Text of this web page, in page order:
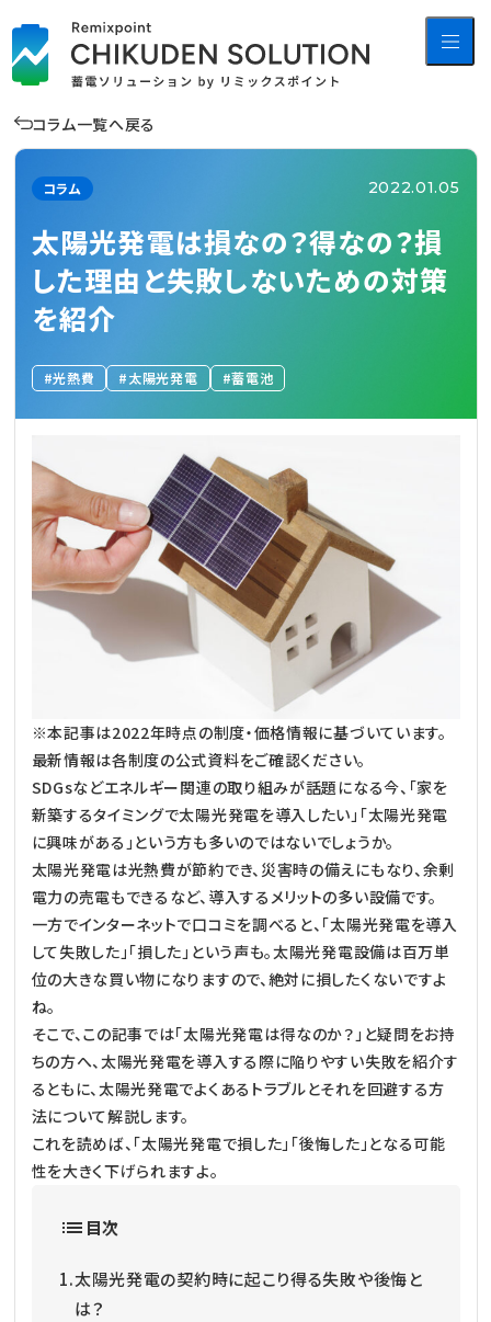
コラム一覧へ戻る
コラム 2022.01.05
太陽光発電は損なの？得なの？損
した理由と失敗しないための対策
を紹介
光熱費 太陽光発電 蓄電池
※本記事は2022年時点の制度・価格情報に基づいています。
最新情報は各制度の公式資料をご確認ください。
SDGsなどエネルギー関連の取り組みが話題になる今、「家を
新築するタイミングで太陽光発電を導入したい」「太陽光発電
に興味がある」という方も多いのではないでしょうか。
太陽光発電は光熱費が節約でき、災害時の備えにもなり、余剰
電力の売電もできるなど、導入するメリットの多い設備です。
一方でインターネットで口コミを調べると、「太陽光発電を導入
して失敗した」「損した」という声も。太陽光発電設備は百万単
位の大きな買い物になりますので、絶対に損したくないですよ
ね。
そこで、この記事では「太陽光発電は得なのか？」と疑問をお持
ちの方へ、太陽光発電を導入する際に陥りやすい失敗を紹介す
るともに、太陽光発電でよくあるトラブルとそれを回避する方
法について解説します。
これを読めば、「太陽光発電で損した」「後悔した」となる可能
性を大きく下げられますよ。
目次
1.太陽光発電の契約時に起こり得る失敗や後悔と
は？